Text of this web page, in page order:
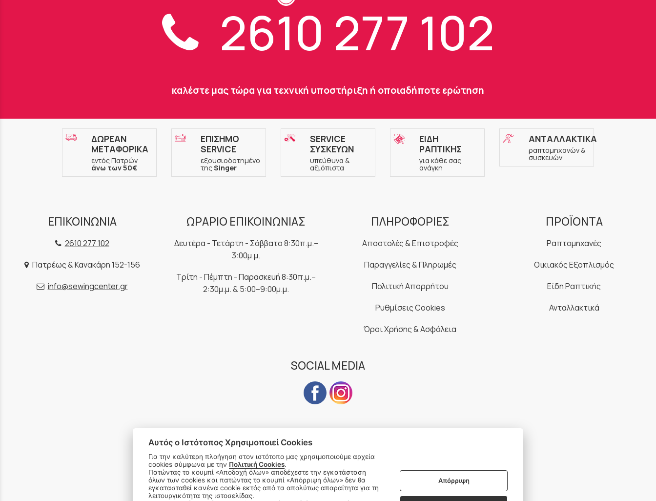
2610 277 102
καλέστε μας τώρα για τεχνική υποστήριξη ή οποιαδήποτε ερώτηση
ΔΩΡΕΑΝ
ΜΕΤΑΦΟΡΙΚΑ
εντός Πατρών
άνω των 50€
ΕΠΙΣΗΜΟ
SERVICE
εξουσιοδοτημένο
τηςSinger
SERVICE
ΣΥΣΚΕΥΩΝ
υπεύθυνα &
αξιόπιστα
ΕΙΔΗ
ΡΑΠΤΙΚΗΣ
για κάθε σας
ανάγκη
ΑΝΤΑΛΛΑΚΤΙΚΑ
ραπτομηχανών &
συσκευών
ΕΠΙΚΟΙΝΩΝΙΑ
2610 277 102
Πατρέως & Κανακάρη 152-156
info@sewingcenter.gr
ΩΡΑΡΙΟ ΕΠΙΚΟΙΝΩΝΙΑΣ
Δευτέρα - Τετάρτη - Σάββατο 8:30π.μ.–
3:00μ.μ.
Τρίτη - Πέμπτη - Παρασκευή 8:30π.μ.–
2:30μ.μ. & 5:00–9:00μ.μ.
ΠΛΗΡΟΦΟΡΙΕΣ
Αποστολές & Επιστροφές
Παραγγελίες & Πληρωμές
Πολιτική Απορρήτου
Ρυθμίσεις Cookies
Όροι Χρήσης & Ασφάλεια
ΠΡΟΪΟΝΤΑ
Ραπτομηχανές
Οικιακός Εξοπλισμός
Είδη Ραπτικής
Ανταλλακτικά
SOCIAL MEDIA
Subscribe to our Newsletter
email address
Αυτός ο Ιστότοπος Χρησιμοποιεί Cookies
Για την καλύτερη πλοήγηση στον ιστότοπο μας χρησιμοποιούμε αρχεία
cookies σύμφωνα με την Πολιτική Cookies.
Πατώντας το κουμπί «Αποδοχή όλων» αποδέχεστε την εγκατάσταση
όλων των cookies και πατώντας το κουμπί «Απόρριψη όλων» δεν θα
εγκατασταθεί κανένα cookie εκτός από τα απολύτως απαραίτητα για τη
λειτουργικότητα της ιστοσελίδας.
Απόρριψη